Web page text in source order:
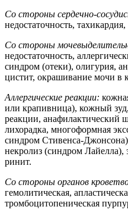
Со стороны сердечно-
недостаточность,
Со стороны
недостаточность,
синдром (отеки), олигурия,
цистит, окрашивание мочи в
Аллергические реакции:
или крапивница), кожный
реакции, анафилактический
лихорадка, многоформная
синдром Стивенса-
некролиз (синдром Лайелла),
ринит.
Со стороны органов
гемолитическая,
тромбоцитопеническая